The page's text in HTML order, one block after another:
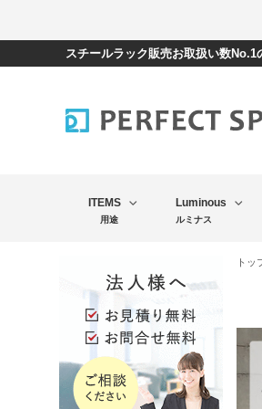
スチールラック販売お取扱い数
ITEMS
用途
Luminous
ルミナス
トッ